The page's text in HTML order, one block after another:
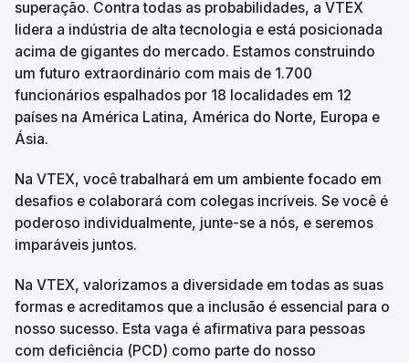
superação. Contra todas as probabilidades, a VTEX
lidera a indústria de alta tecnologia e está posicionada
acima de gigantes do mercado. Estamos construindo
um futuro extraordinário com mais de 1.700
funcionários espalhados por 18 localidades em 12
países na América Latina, América do Norte, Europa e
Ásia.
Na VTEX, você trabalhará em um ambiente focado em
desafios e colaborará com colegas incríveis. Se você é
poderoso individualmente, junte-se a nós, e seremos
imparáveis juntos.
Na VTEX, valorizamos a diversidade em todas as suas
formas e acreditamos que a inclusão é essencial para o
nosso sucesso. Esta vaga é afirmativa para pessoas
com deficiência (PCD) como parte do nosso